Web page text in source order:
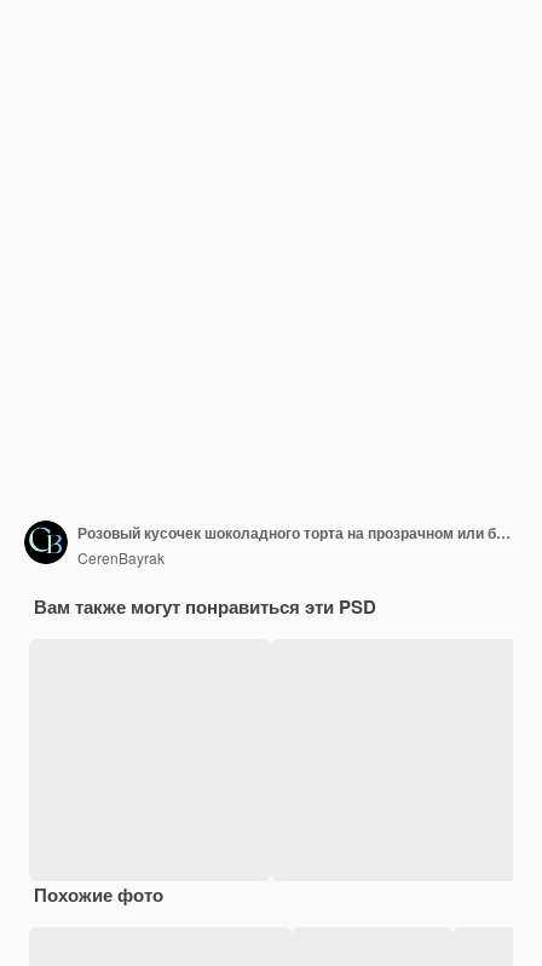
Розовый кусочек шоколадного торта на прозрачном или белом фоне
CerenBayrak
Вам также могут понравиться эти PSD
Похожие фото